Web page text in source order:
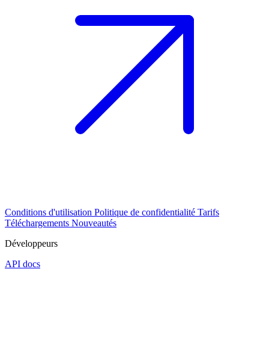
Conditions d'utilisation Politique de confidentialité Tarifs
Téléchargements Nouveautés
Développeurs
API docs